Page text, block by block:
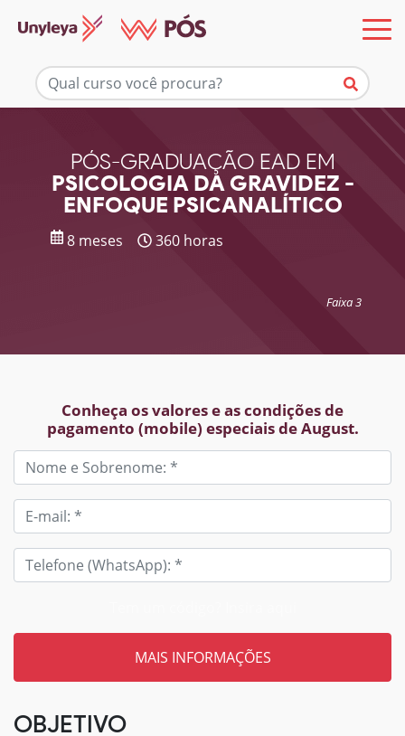
PÓS-GRADUAÇÃO EAD EM
PSICOLOGIA DA GRAVIDEZ -
ENFOQUE PSICANALÍTICO
8 meses 360 horas
Faixa 3
Conheça os valores e as condições de
pagamento (mobile) especiais de August.
Mais informações
OBJETIVO